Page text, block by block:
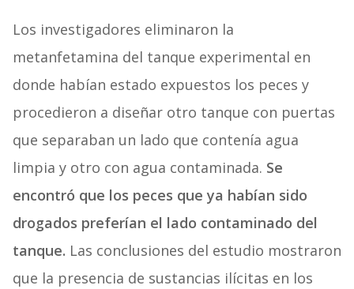
Los investigadores eliminaron la
metanfetamina del tanque experimental en
donde habían estado expuestos los peces y
procedieron a diseñar otro tanque con puertas
que separaban un lado que contenía agua
limpia y otro con agua contaminada. Se
encontró que los peces que ya habían sido
drogados preferían el lado contaminado del
tanque. Las conclusiones del estudio mostraron
que la presencia de sustancias ilícitas en los